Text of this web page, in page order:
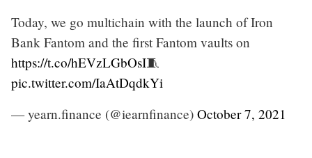
Today, we go multichain with the launch of Iron
Bank Fantom and the first Fantom vaults on
https://t.co/hEVzLGbOsI🧵
pic.twitter.com/IaAtDqdkYi
— yearn.finance (@iearnfinance) October 7, 2021